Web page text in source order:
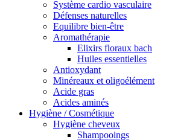
Système cardio vasculaire
Défenses naturelles
Equilibre bien-être
Aromathérapie
Elixirs floraux bach
Huiles essentielles
Antioxydant
Minéreaux et oligoélément
Acide gras
Acides aminés
Hygiène / Cosmétique
Hygiène cheveux
Shampooings